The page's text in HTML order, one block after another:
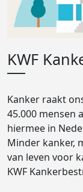
KWF
Kanker raakt
45.000 mensen
hiermee in
Minder kanker,
van leven voor
KWF